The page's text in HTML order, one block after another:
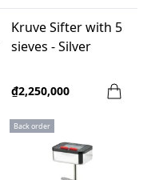
Kruve Sifter with 5
sieves - Silver
₫2,250,000
Back order